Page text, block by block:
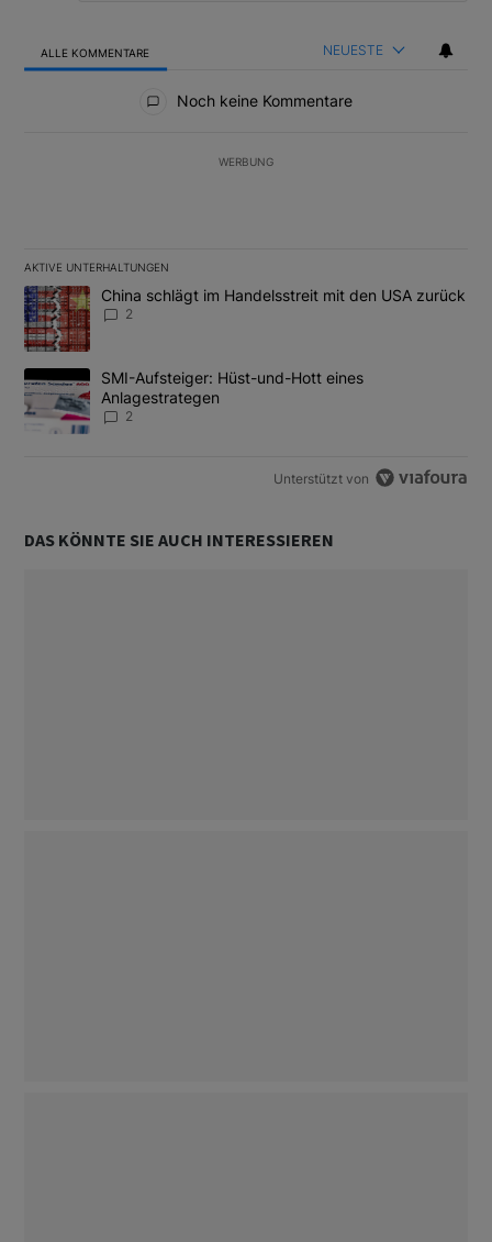
ALLE KOMMENTARE NEUESTE
Noch keine Kommentare
WERBUNG
AKTIVE UNTERHALTUNGEN
Das Folgende ist eine Liste der am meisten kommentierten
Ein Trendartikel mit dem Titel "China schlägt im Handelsstreit
China schlägt im Handelsstreit mit den USA zurück
2
Ein Trendartikel mit dem Titel "SMI-Aufsteiger: Hüst-und-Hott
SMI-Aufsteiger: Hüst-und-Hott eines
Anlagestrategen
2
Unterstützt von
DAS KÖNNTE SIE AUCH INTERESSIEREN